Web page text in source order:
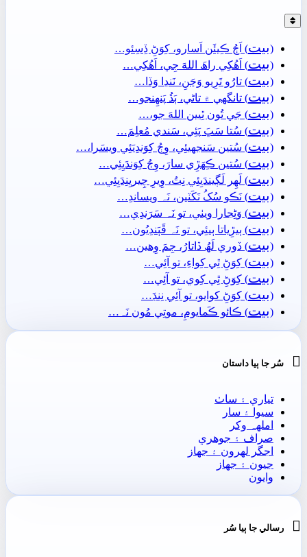
(بيت) اَڄُ ڪِيئَن اَسارو، کِوَڻِ ڏِسِئو…
(بيت) اَھُکِي راھَ اللهَ جِي، اَھُکِي…
(بيت) تارُو تَرِيو وَڃَنِ، نَنڍا وَڏا…
(بيت) تانگهي ۾ تاڻي، ٻَڌُ پَنھِنجو…
(بيت) جَي تُون ٿِيين اللهَ جو،…
(بيت) سُتا سَڀَ پَئِي، سَندي مُعلِمَ…
(بيت) سُتين سَنجهيئِي، وِڄُ کِوَندِيَئِي ويسَرا،…
(بيت) سُتين ڪِھَڙِي سارَ، وِڄُ کِوَندَيِئِي…
(بيت) لَهِر لَڳيندَيِئِي نِتُ، وِيرِ چِيريِنِدَيِئِي…
(بيت) نَڪو سُکُ نَکَٽين، نَہ ويساندِ…
(بيت) وَڻِجارا ويٺي، تو نَہ سَرَندِي…
(بيت) ٻيڙِياتا ٻيئِي، تو نَہ ڦَٻَندِيُون…
(بيت) ڏوري لَھُ ڏاتارُ، جِمَ وِھين…
(بيت) کِوَڻِ ٿِي کِواءِ، تو آئِي…
(بيت) کِوَڻِ ٿِي کِوي، تو آئِي…
(بيت) کِوَڻِ کوايو، تو آئِي نِنڊَ…
(بيت) ڪائو ڪَمايومِ، موتِي مُون نَہ…
 سُر جا ٻيا داستان
تياري ۽ ساٺ
سيوا ۽ سار
املهہ وکر
صراف ۽ جوھري
اجگر لھرون ۽ جھاز
جيون ۽ جھاز
وايون
 رسالي جا ٻيا سُر